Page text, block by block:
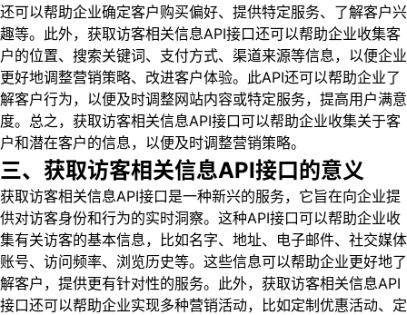
还可以帮助企业确定客户购买偏好、提供特定服务、了解客户兴
趣等。此外，获取访客相关信息API接口还可以帮助企业收集客
户的位置、搜索关键词、支付方式、渠道来源等信息，以便企业
更好地调整营销策略、改进客户体验。此API还可以帮助企业了
解客户行为，以便及时调整网站内容或特定服务，提高用户满意
度。总之，获取访客相关信息API接口可以帮助企业收集关于客
户和潜在客户的信息，以便及时调整营销策略。
三、获取访客相关信息API接口的意义
获取访客相关信息API接口是一种新兴的服务，它旨在向企业提
供对访客身份和行为的实时洞察。这种API接口可以帮助企业收
集有关访客的基本信息，比如名字、地址、电子邮件、社交媒体
账号、访问频率、浏览历史等。这些信息可以帮助企业更好地了
解客户，提供更有针对性的服务。此外，获取访客相关信息API
接口还可以帮助企业实现多种营销活动，比如定制优惠活动、定